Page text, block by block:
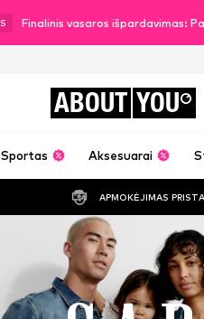
S Finalinis vasaros išpardavimas:
ABOUT YOU
Sportas Aksesuarai
APMOKĖJIMAS